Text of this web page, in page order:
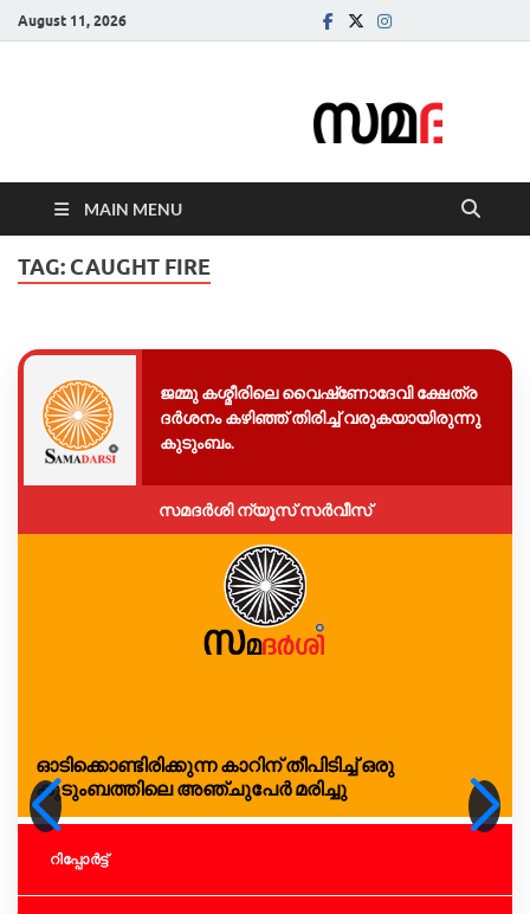
August 11, 2026
MAIN MENU
TAG: CAUGHT FIRE
ജമ്മു കശ്മീരിലെ വൈഷ്‌ണോദേവി ക്ഷേത്ര
ദര്‍ശനം കഴിഞ്ഞ് തിരിച്ച് വരുകയായിരുന്നു
കുടുംബം.
സമദർശി ന്യൂസ് സർവീസ്
ഓടിക്കൊണ്ടിരിക്കുന്ന കാറിന് തീപിടിച്ച് ഒരു
കുടുംബത്തിലെ അഞ്ചുപേര്‍ മരിച്ചു
റിപ്പോര്‍ട്ട്